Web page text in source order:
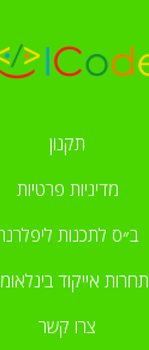
תקנון
מדיניות פרטיות
ב״ס לתכנות
תחרות אייקוד
צרו קשר